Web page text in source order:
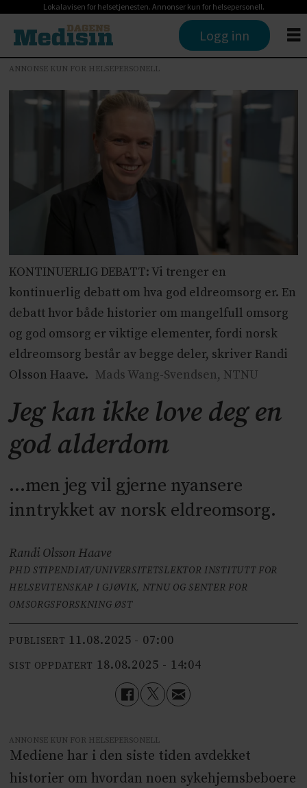
Lokalavisen for helsetjenesten. Annonser kun for helsepersonell.
Logg inn
ANNONSE KUN FOR HELSEPERSONELL
KONTINUERLIG DEBATT: Vi trenger en
kontinuerlig debatt om hva god eldreomsorg er. En
debatt hvor både historier om mangelfull omsorg
og god omsorg er viktige elementer, fordi norsk
eldreomsorg består av begge deler, skriver Randi
Olsson Haave. Mads Wang-Svendsen, NTNU
Jeg kan ikke love deg en
god alderdom
...men jeg vil gjerne nyansere
inntrykket av norsk eldreomsorg.
Randi Olsson Haave
PHD STIPENDIAT/UNIVERSITETSLEKTOR INSTITUTT FOR
HELSEVITENSKAP I GJØVIK, NTNU OG SENTER FOR
OMSORGSFORSKNING ØST
PUBLISERT 11.08.2025 - 07:00
SIST OPPDATERT 18.08.2025 - 14:04
ANNONSE KUN FOR HELSEPERSONELL
Mediene har i den siste tiden avdekket
historier om hvordan noen sykehjemsbeboere